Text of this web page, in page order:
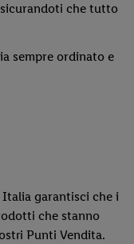
che tutto
sempre ordinato e
garantisci che i
che stanno
Punti Vendita.